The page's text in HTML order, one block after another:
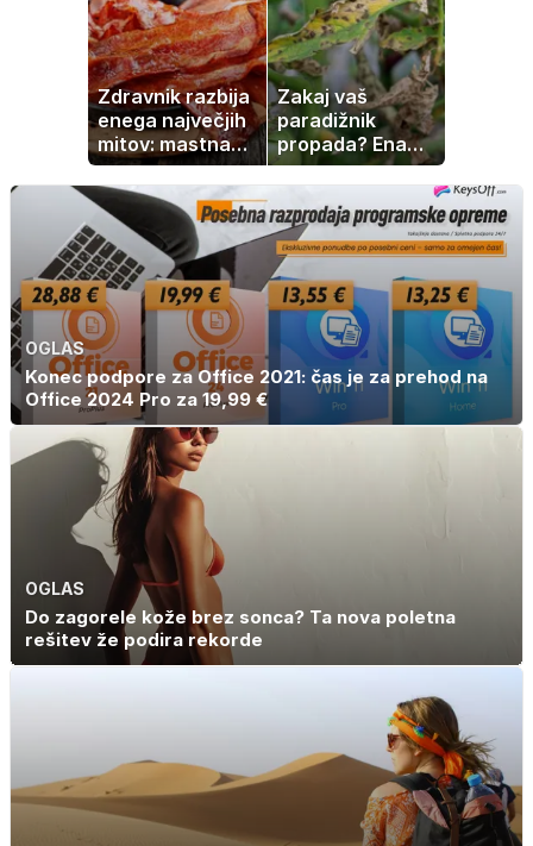
Zdravnik razbija
enega največjih
mitov: mastna
jetra ne
nastanejo zaradi
slanine, temveč
zaradi živila, ki
ga imamo vsi
radi
Zakaj vaš
paradižnik
propada? Ena
napaka lahko
uniči rastline –
tako jih rešite
OGLAS
Konec podpore za Office 2021: čas je za prehod na
Office 2024 Pro za 19,99 €
OGLAS
Do zagorele kože brez sonca? Ta nova poletna
rešitev že podira rekorde